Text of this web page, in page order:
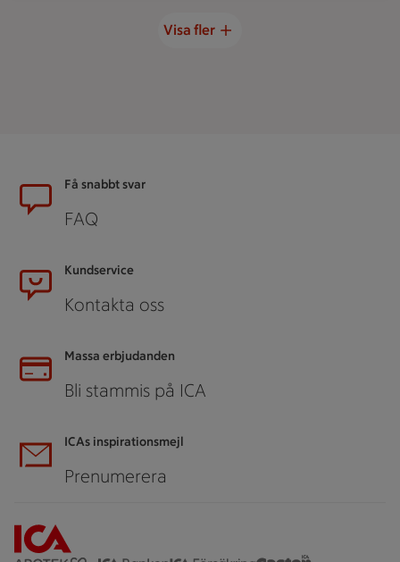
Visa fler
SidfotFå snabbt svar
FAQ
Kundservice
Kontakta oss
Massa erbjudanden
Bli stammis på ICA
ICAs inspirationsmejl
Prenumerera